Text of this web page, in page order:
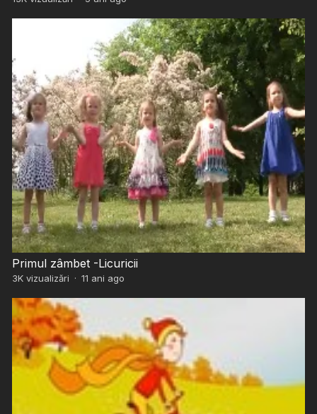
Primul zâmbet -Licuricii
3Kvizualizări · 11 ani ago